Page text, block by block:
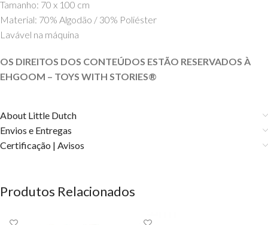
Tamanho: 70 x 100 cm
Material: 70% Algodão / 30% Poliéster
Lavável na máquina
OS DIREITOS DOS CONTEÚDOS ESTÃO RESERVADOS À
EHGOOM – TOYS WITH STORIES®️
About Little Dutch
Envios e Entregas
Certificação | Avisos
Produtos Relacionados